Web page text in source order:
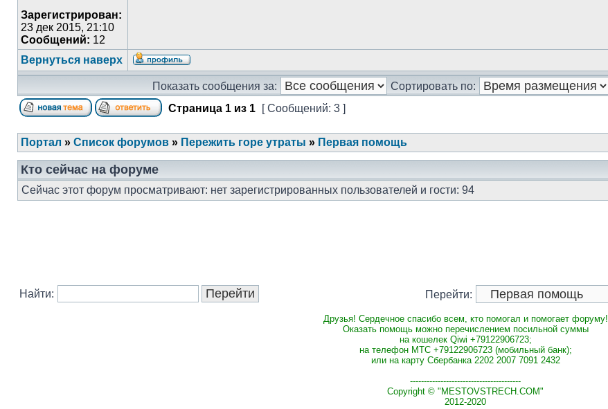
Зарегистрирован:
23 дек 2015, 21:10
Сообщений: 12
Вернуться наверх
Показать сообщения за:
Сортировать по:
Страница 1 из 1 [ Сообщений: 3 ]
Портал » Список форумов » Пережить горе утраты » Первая помощь
Кто сейчас на форуме
Сейчас этот форум просматривают: нет зарегистрированных пользователей и гости: 94
Найти: Перейти:
Друзья! Сердечное спасибо всем, кто помогал и помогает форуму!
Оказать помощь можно перечислением посильной суммы
на кошелек Qiwi +79122906723;
на телефон МТС +79122906723 (мобильный банк);
или на карту Сбербанка 2202 2007 7091 2432
----------------------------------------
Copyright © "MESTOVSTRECH.COM"
2012-2020